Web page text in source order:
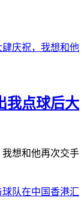
我点球后大
想和他再次交手